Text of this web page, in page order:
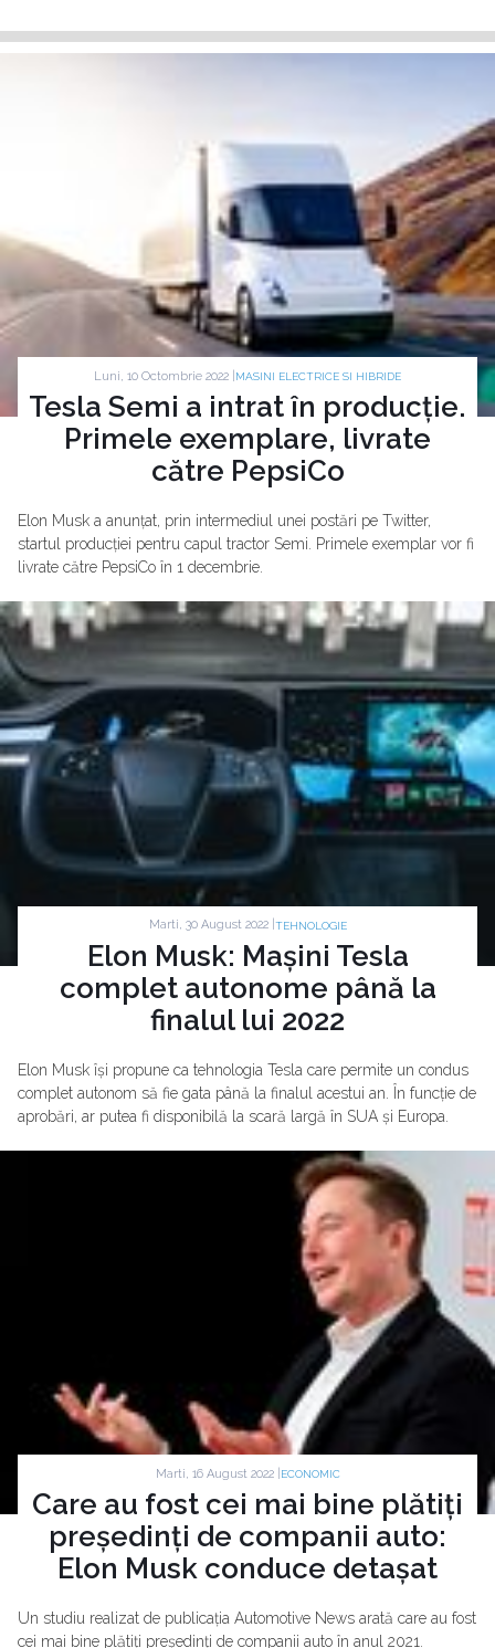
Luni, 10 Octombrie 2022 | MASINI ELECTRICE SI HIBRIDE
Tesla Semi a intrat în producție.
Primele exemplare, livrate
către PepsiCo
Elon Musk a anunțat, prin intermediul unei postări pe Twitter,
startul producției pentru capul tractor Semi. Primele exemplar vor fi
livrate către PepsiCo în 1 decembrie.
Marti, 30 August 2022 | TEHNOLOGIE
Elon Musk: Mașini Tesla
complet autonome până la
finalul lui 2022
Elon Musk își propune ca tehnologia Tesla care permite un condus
complet autonom să fie gata până la finalul acestui an. În funcție de
aprobări, ar putea fi disponibilă la scară largă în SUA și Europa.
Marti, 16 August 2022 | ECONOMIC
Care au fost cei mai bine plătiți
președinți de companii auto:
Elon Musk conduce detașat
Un studiu realizat de publicația Automotive News arată care au fost
cei mai bine plătiți președinți de companii auto în anul 2021.